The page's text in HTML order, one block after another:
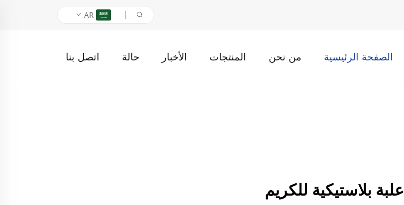
AR
الصفحة الرئيسية من نحن المنتجات الأخبار حالة اتصل بنا
علبة بلاستيكية للكريم